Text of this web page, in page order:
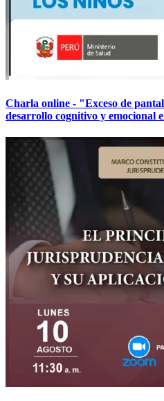
Charla online - "Exceso de
desarrollo cognitivo y emocional